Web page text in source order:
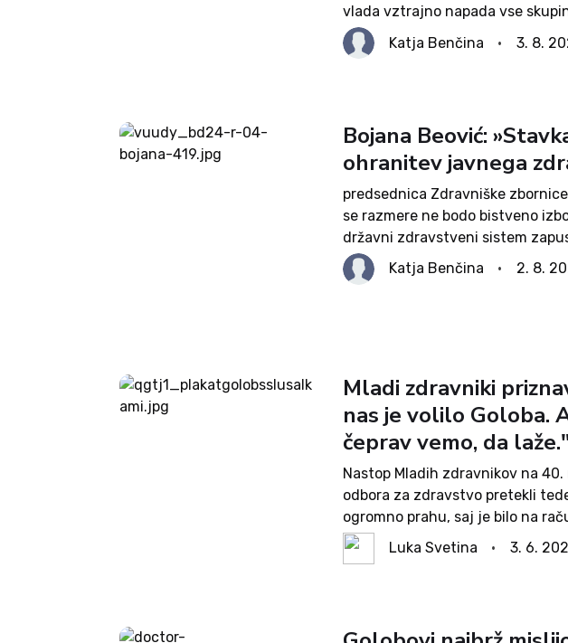
vlada vztrajno napada vse
nje: zasebne zavarovalnice,
zasebne zdravnike, podjetnike pa
Katja Benčina 3. 8.
Bojana Beović:
ohranitev javnega
predsednica Zdravniške
se razmere ne bodo bistveno
državni zdravstveni sistem
Preprečevanje dvojnih praks je v
preveč medijske pozornosti. –
Katja Benčina 2. 8.
Mladi zdravniki
nas je volilo Goloba.
čeprav vemo, da
Nastop Mladih zdravnikov na
odbora za zdravstvo pretekli
ogromno prahu, saj je bilo na
izrečenih veliko obtožb o
različni vladni uradniki...
Luka Svetina 3. 6.